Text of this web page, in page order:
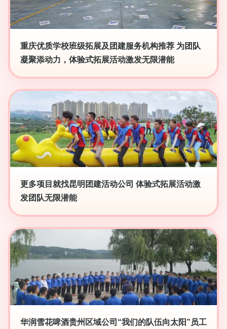
重庆优质学校班级拓展及团建服务机构推荐 为团队
凝聚添动力，体验式拓展活动激发无限潜能
更多项目就找昆明团建活动公司 体验式拓展活动激
发团队无限潜能
华润雪花啤酒贵州区域公司“我们的队伍向太阳”员工